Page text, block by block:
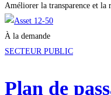
Améliorer la transparence et la
À la demande
SECTEUR PUBLIC
Plan de